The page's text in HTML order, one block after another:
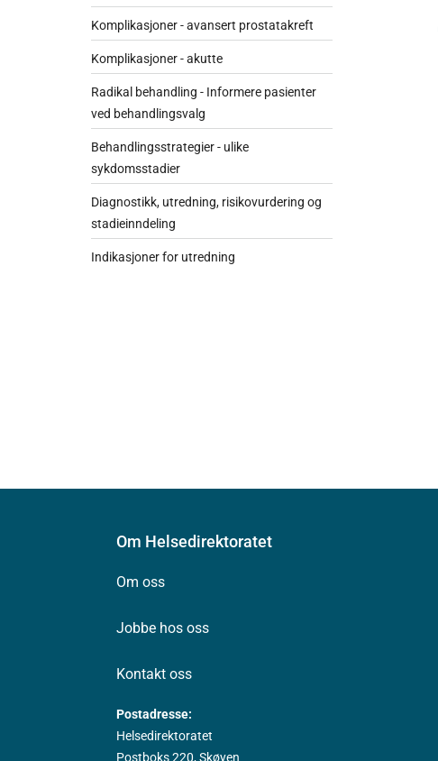
Komplikasjoner - avansert prostatakreft
Komplikasjoner - akutte
Radikal behandling - Informere pasienter
ved behandlingsvalg
Behandlingsstrategier - ulike
sykdomsstadier
Diagnostikk, utredning, risikovurdering og
stadieinndeling
Indikasjoner for utredning
Om Helsedirektoratet
Om oss
Jobbe hos oss
Kontakt oss
Postadresse:
Helsedirektoratet
Postboks 220, Skøyen